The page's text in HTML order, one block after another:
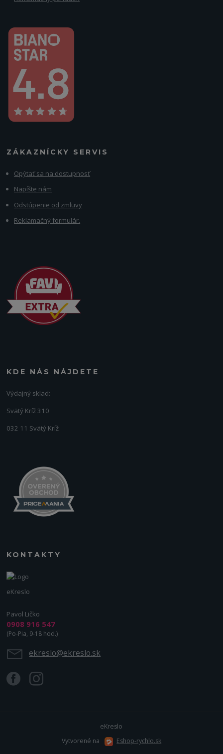
ZÁKAZNÍCKY SERVIS
Opýtať sa na dostupnosť
Napíšte nám
Odstúpenie od zmluvy
Reklamačný formulár.
KDE NÁS NÁJDETE
Výdajný sklad:
Svätý Kríž 310
032 11 Svätý Kríž
KONTAKTY
eKreslo
Pavol Ličko
0908 916 547
(Po-Pia, 9-18 hod.)
ekreslo@ekreslo.sk
eKreslo
Vytvorené na
Eshop-rychlo.sk